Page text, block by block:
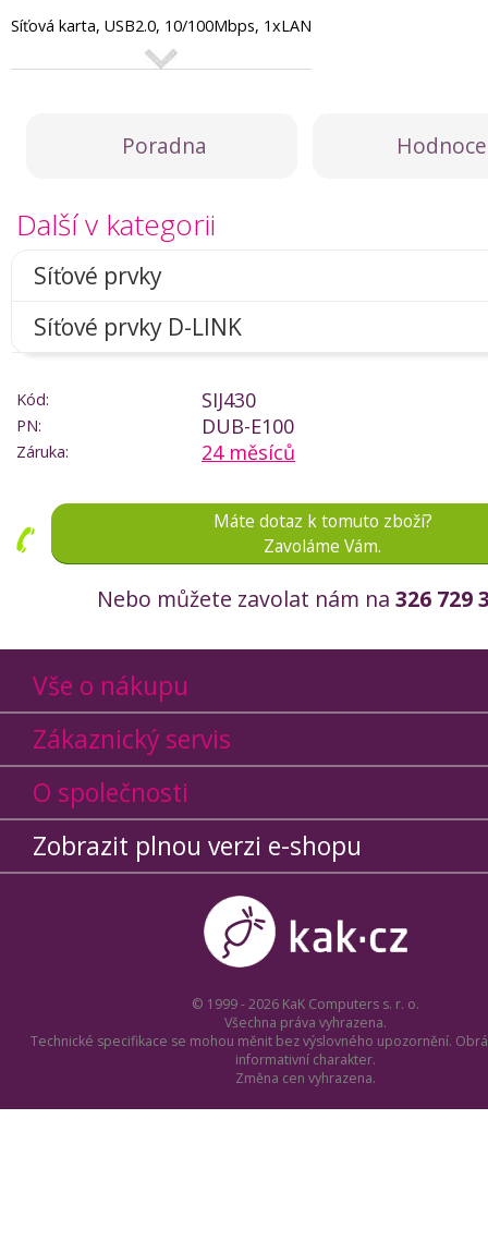
Síťová karta, USB2.0, 10/100Mbps, 1xLAN
Poradna
Další v kategorii
Síťové prvky
Síťové prvky D-LINK
Kód: SIJ430
PN: DUB-E100
Záruka: 24 měsíců
Máte dotaz k tomuto zboží?
Zavoláme Vám.
Nebo můžete zavolat nám na 326 729
Vše o nákupu
Zákaznický servis
O společnosti
Zobrazit plnou verzi e-shopu
© 1999 - 2026 KaK Computers s. r. o.
Všechna práva vyhrazena.
Technické specifikace se mohou měnit bez výslovného upozornění.
informativní charakter.
Změna cen vyhrazena.